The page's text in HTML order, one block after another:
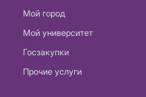
Мой город
Мой университет
Госзакупки
Прочие услуги